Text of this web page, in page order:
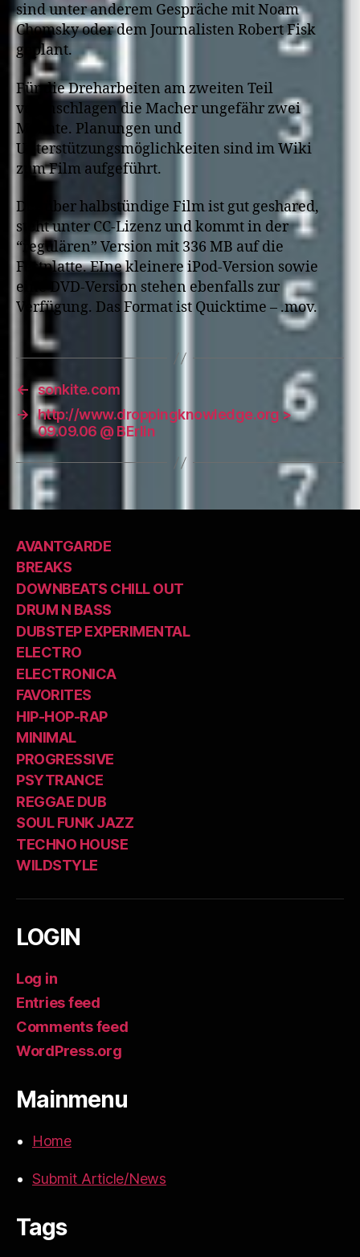
sind unter anderem Gespräche mit Noam
Chomskyoder dem Journalisten Robert Fisk
geplant.
Für die Dreharbeiten am zweiten Teil
veranschlagen die Macher ungefähr zwei
Monate. Planungen und
Unterstützungsmöglichkeiten sind im Wiki
zum Film aufgeführt.
Der über halbstündige Film ist gut geshared,
steht unter CC-Lizenz und kommt in der
“regulären” Version mit 336 MB auf die
Festplatte. EIne kleinere iPod-Version sowie
eine DVD-Version stehen ebenfalls zur
Verfügung. Das Format ist Quicktime – .mov.
← sonkite.com
→ http://www.droppingknowledge.org >
09.09.06 @ BErlin
AVANTGARDE
BREAKS
DOWNBEATS CHILL OUT
DRUM N BASS
DUBSTEP EXPERIMENTAL
ELECTRO
ELECTRONICA
FAVORITES
HIP-HOP-RAP
MINIMAL
PROGRESSIVE
PSYTRANCE
REGGAE DUB
SOUL FUNK JAZZ
TECHNO HOUSE
WILDSTYLE
LOGIN
Log in
Entries feed
Comments feed
WordPress.org
Mainmenu
Home
Submit Article/News
Tags